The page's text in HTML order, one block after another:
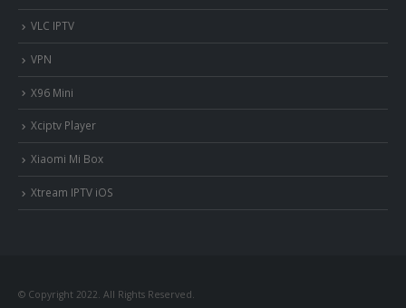
VLC IPTV
VPN
X96 Mini
Xciptv Player
Xiaomi Mi Box
Xtream IPTV iOS
© Copyright 2022. All Rights Reserved.